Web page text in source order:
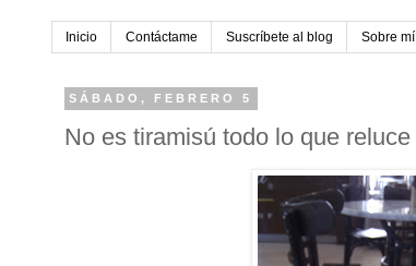
Inicio Contáctame Suscríbete al blog Sobre mí
SÁBADO, FEBRERO 5
No es tiramisú todo lo que reluce